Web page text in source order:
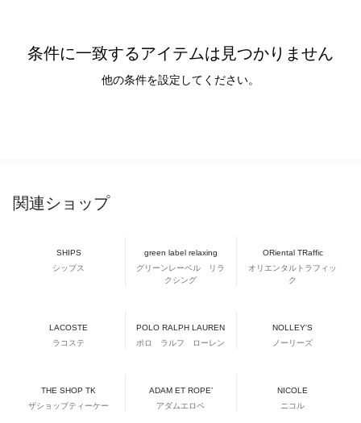
条件に一致するアイテムは見つかりません
他の条件を設定してください。
関連ショップ
SHIPS
シップス
green label relaxing
グリーンレーベル リラ
クシング
ORiental TRaffic
オリエンタルトラフィッ
ク
LACOSTE
ラコステ
POLO RALPH LAUREN
ポロ ラルフ ローレン
NOLLEY'S
ノーリーズ
THE SHOP TK
ザショップティーケー
ADAM ET ROPE’
アダムエロペ
NICOLE
ニコル